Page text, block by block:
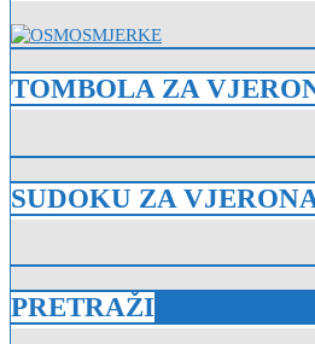
TOMBOLA ZA
SUDOKU ZA
PRETRAŽI